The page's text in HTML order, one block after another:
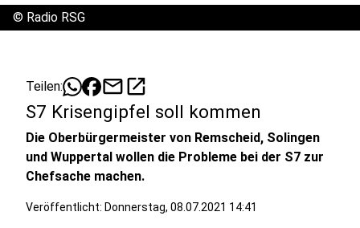
© Radio RSG
Teilen: mailopen_in_new
S7 Krisengipfel soll kommen
Die Oberbürgermeister von Remscheid, Solingen
und Wuppertal wollen die Probleme bei der S7 zur
Chefsache machen.
Veröffentlicht: Donnerstag, 08.07.2021 14:41